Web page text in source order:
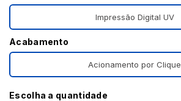
Impressão Digital UV
Acabamento
Acionamento por Clique
Escolha a quantidade